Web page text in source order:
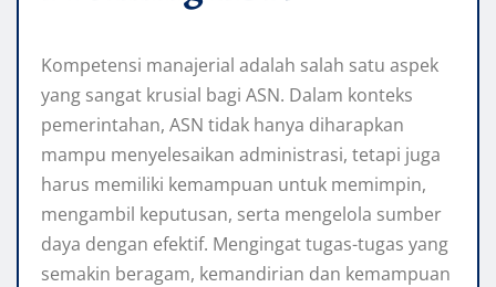
Kompetensi manajerial adalah salah satu aspek
yang sangat krusial bagi ASN. Dalam konteks
pemerintahan, ASN tidak hanya diharapkan
mampu menyelesaikan administrasi, tetapi juga
harus memiliki kemampuan untuk memimpin,
mengambil keputusan, serta mengelola sumber
daya dengan efektif. Mengingat tugas-tugas yang
semakin beragam, kemandirian dan kemampuan